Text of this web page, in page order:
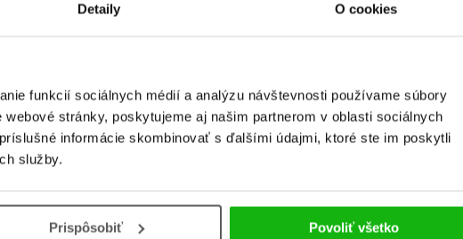
Detaily O cookies
funkcií sociálnych médií a analýzu návštevnosti používame súbory
stránky, poskytujeme aj našim partnerom v oblasti sociálnych
informácie skombinovať s ďalšími údajmi, ktoré ste im poskytli
služby.
Prispôsobiť Povoliť všetko